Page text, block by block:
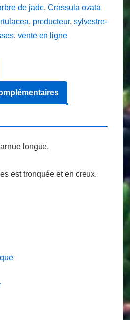
de jade, Crassula ovata
, producteur, sylvestre-
, vente en ligne
longue,
est tronquée et en creux.